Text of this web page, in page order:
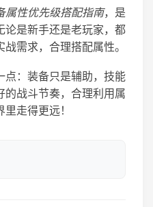
属性优先级搭配指南，是
论是新手还是老玩家，都
需求，合理搭配属性。
点：装备只是辅助，技能
的战斗节奏，合理利用属
走得更远！